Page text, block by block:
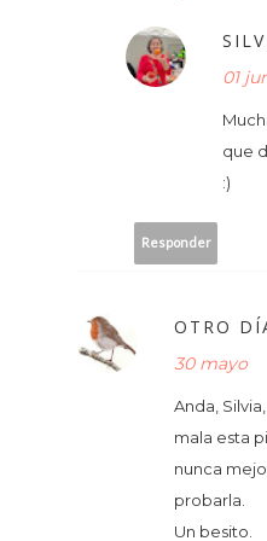
01
que
:)
Responder
OTRO
30 mayo
Anda,
mala esta
nunca
probarla.
Un besito.